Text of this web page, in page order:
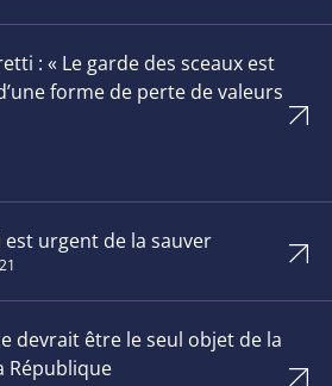
: « Le garde des sceaux est
forme de perte de valeurs
urgent de la sauver
devrait être le seul objet de la
République